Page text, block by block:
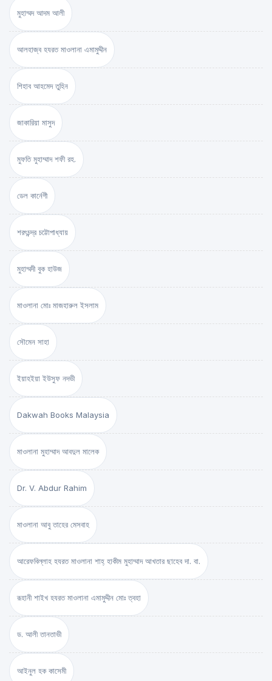
মুহাম্মদ আদম আলী
আলহাজ্ব হযরত মাওলানা এমামুদ্দীন
শিহাব আহমেদ তুহিন
জাকারিয়া মাসুদ
মুফতি মুহাম্মাদ শফী রহ.
ডেল কার্নেগী
শরৎচন্দ্র চট্টোপাধ্যায়
মুহাম্মদী বুক হাউজ
মাওলানা মোঃ মাজহারুল ইসলাম
সৌমেন সাহা
ইয়াহইয়া ইউসুফ নদভী
Dakwah Books Malaysia
মাওলানা মুহাম্মাদ আবদুল মালেক
Dr. V. Abdur Rahim
মাওলানা আবু তাহের মেসবাহ
আরেফবিল্লাহ হযরত মাওলানা শাহ্ হাকীম মুহাম্মাদ আখতার ছাহেব দা. বা.
রূহানী শাইখ হযরত মাওলানা এমামুদ্দীন মোঃ ত্বহা
ড. আলী তানতাভী
আইনুল হক কাসেমী